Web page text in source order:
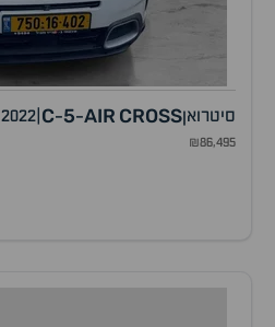
סיטרואן C-5-AIR CROSS
2022
₪86,495